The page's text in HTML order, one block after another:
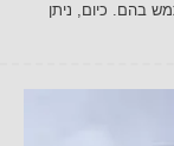
בהם. כיום, ניתן